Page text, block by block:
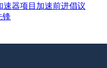
速器项目 加速前进倡议
锋